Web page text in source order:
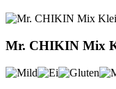
Mr. CHIKIN Mix